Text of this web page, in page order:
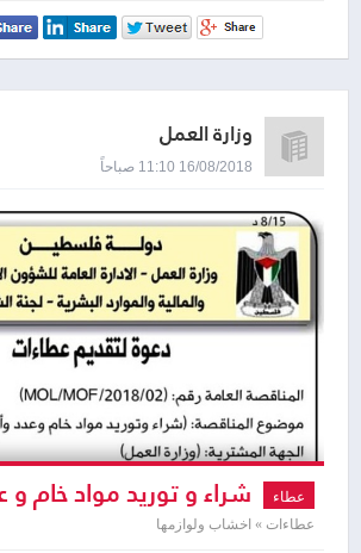
وزارة العمل
16/08/2018 11:10 صباحاً
عطاء شراء و توريد مواد خام و
النجارة
عطاءات » اخشاب ولوازمها